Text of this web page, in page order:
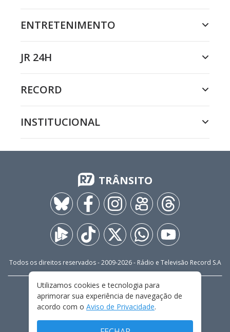
ENTRETENIMENTO
JR 24H
RECORD
INSTITUCIONAL
TRÂNSITO
Todos os direitos reservados - 2009-2026- Rádio e Televisão Record S.A
FALE CONOSCO
PRIVACIDADE
TERMOS E CONDIÇÕES DE USO
Utilizamos cookies e tecnologia para
aprimorar sua experiência de navegação de
acordo com o Aviso de Privacidade.